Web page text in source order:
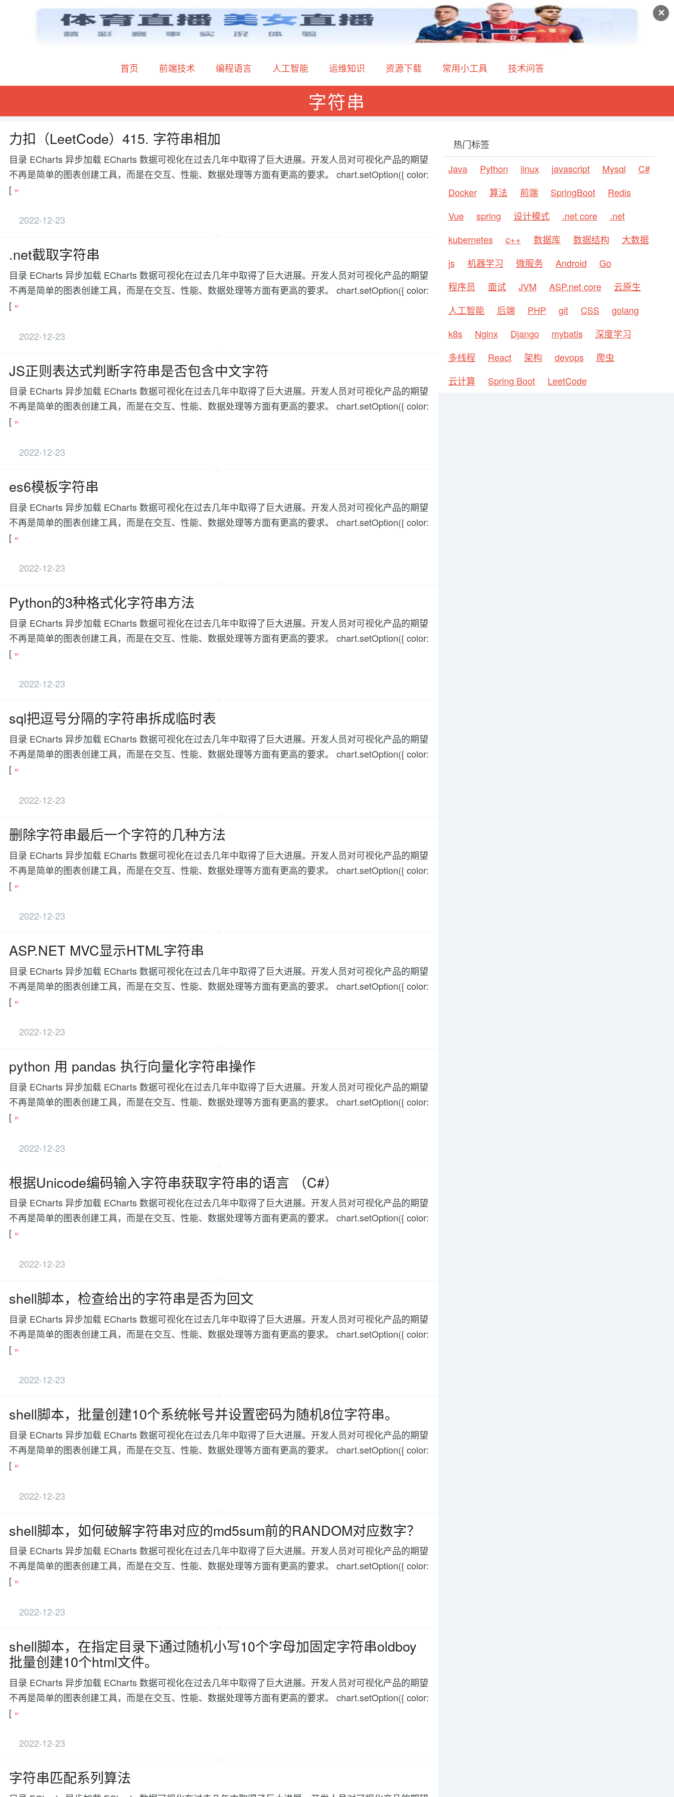
✕
首页 前端技术 编程语言 人工智能 运维知识 资源下载 常用小工具 技术问答
字符串
力扣（LeetCode）415. 字符串相加
目录 ECharts 异步加载 ECharts 数据可视化在过去几年中取得了巨大进展。开发人员对可视化产品的期望
不再是简单的图表创建工具，而是在交互、性能、数据处理等方面有更高的要求。 chart.setOption({ color:
[ »
2022-12-23
.net截取字符串
目录 ECharts 异步加载 ECharts 数据可视化在过去几年中取得了巨大进展。开发人员对可视化产品的期望
不再是简单的图表创建工具，而是在交互、性能、数据处理等方面有更高的要求。 chart.setOption({ color:
[ »
2022-12-23
JS正则表达式判断字符串是否包含中文字符
目录 ECharts 异步加载 ECharts 数据可视化在过去几年中取得了巨大进展。开发人员对可视化产品的期望
不再是简单的图表创建工具，而是在交互、性能、数据处理等方面有更高的要求。 chart.setOption({ color:
[ »
2022-12-23
es6模板字符串
目录 ECharts 异步加载 ECharts 数据可视化在过去几年中取得了巨大进展。开发人员对可视化产品的期望
不再是简单的图表创建工具，而是在交互、性能、数据处理等方面有更高的要求。 chart.setOption({ color:
[ »
2022-12-23
Python的3种格式化字符串方法
目录 ECharts 异步加载 ECharts 数据可视化在过去几年中取得了巨大进展。开发人员对可视化产品的期望
不再是简单的图表创建工具，而是在交互、性能、数据处理等方面有更高的要求。 chart.setOption({ color:
[ »
2022-12-23
sql把逗号分隔的字符串拆成临时表
目录 ECharts 异步加载 ECharts 数据可视化在过去几年中取得了巨大进展。开发人员对可视化产品的期望
不再是简单的图表创建工具，而是在交互、性能、数据处理等方面有更高的要求。 chart.setOption({ color:
[ »
2022-12-23
删除字符串最后一个字符的几种方法
目录 ECharts 异步加载 ECharts 数据可视化在过去几年中取得了巨大进展。开发人员对可视化产品的期望
不再是简单的图表创建工具，而是在交互、性能、数据处理等方面有更高的要求。 chart.setOption({ color:
[ »
2022-12-23
ASP.NET MVC显示HTML字符串
目录 ECharts 异步加载 ECharts 数据可视化在过去几年中取得了巨大进展。开发人员对可视化产品的期望
不再是简单的图表创建工具，而是在交互、性能、数据处理等方面有更高的要求。 chart.setOption({ color:
[ »
2022-12-23
python 用 pandas 执行向量化字符串操作
目录 ECharts 异步加载 ECharts 数据可视化在过去几年中取得了巨大进展。开发人员对可视化产品的期望
不再是简单的图表创建工具，而是在交互、性能、数据处理等方面有更高的要求。 chart.setOption({ color:
[ »
2022-12-23
根据Unicode编码输入字符串获取字符串的语言 （C#）
目录 ECharts 异步加载 ECharts 数据可视化在过去几年中取得了巨大进展。开发人员对可视化产品的期望
不再是简单的图表创建工具，而是在交互、性能、数据处理等方面有更高的要求。 chart.setOption({ color:
[ »
2022-12-23
shell脚本，检查给出的字符串是否为回文
目录 ECharts 异步加载 ECharts 数据可视化在过去几年中取得了巨大进展。开发人员对可视化产品的期望
不再是简单的图表创建工具，而是在交互、性能、数据处理等方面有更高的要求。 chart.setOption({ color:
[ »
2022-12-23
shell脚本，批量创建10个系统帐号并设置密码为随机8位字符串。
目录 ECharts 异步加载 ECharts 数据可视化在过去几年中取得了巨大进展。开发人员对可视化产品的期望
不再是简单的图表创建工具，而是在交互、性能、数据处理等方面有更高的要求。 chart.setOption({ color:
[ »
2022-12-23
shell脚本，如何破解字符串对应的md5sum前的RANDOM对应数字？
目录 ECharts 异步加载 ECharts 数据可视化在过去几年中取得了巨大进展。开发人员对可视化产品的期望
不再是简单的图表创建工具，而是在交互、性能、数据处理等方面有更高的要求。 chart.setOption({ color:
[ »
2022-12-23
shell脚本，在指定目录下通过随机小写10个字母加固定字符串oldboy
批量创建10个html文件。
目录 ECharts 异步加载 ECharts 数据可视化在过去几年中取得了巨大进展。开发人员对可视化产品的期望
不再是简单的图表创建工具，而是在交互、性能、数据处理等方面有更高的要求。 chart.setOption({ color:
[ »
2022-12-23
字符串匹配系列算法
热门标签
Java
Python linux javascript Mysql
C#
Docker
算法 前端 SpringBoot
Redis
Vue
spring 设计模式 .net core
.net
kubernetes
c++ 数据库 数据结构
大数据
js
机器学习 微服务 Android
Go
程序员
面试 JVM ASP.net core
云原生
人工智能
后端 PHP git CSS
golang
k8s
Nginx Django mybatis
深度学习
多线程
React 架构 devops
爬虫
云计算
Spring Boot LeetCode